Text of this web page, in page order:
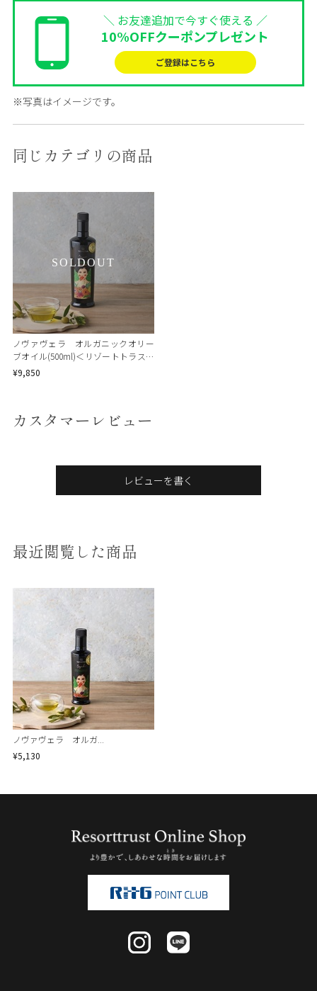
＼ お友達追加で今すぐ使える ／
10%OFFクーポンプレゼント
ご登録はこちら
※写真はイメージです。
同じカテゴリの商品
SOLDOUT
ノヴァヴェラ オルガニックオリー
ブオイル(500ml)＜リゾートトラスト
セレクション＞
¥9,850
カスタマーレビュー
レビューを書く
最近閲覧した商品
ノヴァヴェラ オルガ...
¥5,130